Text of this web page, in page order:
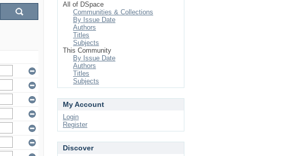
All of DSpace
Communities & Collections
By Issue Date
Authors
Titles
Subjects
This Community
By Issue Date
Authors
Titles
Subjects
My Account
Login
Register
Discover